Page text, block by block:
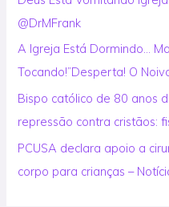
r
:@DrMFrank
A Igreja Está Dormindo…
Tocando!”Desperta! O
Bispo católico de 80 anos
repressão contra cristãos:
PCUSA declara apoio a
corpo para crianças –